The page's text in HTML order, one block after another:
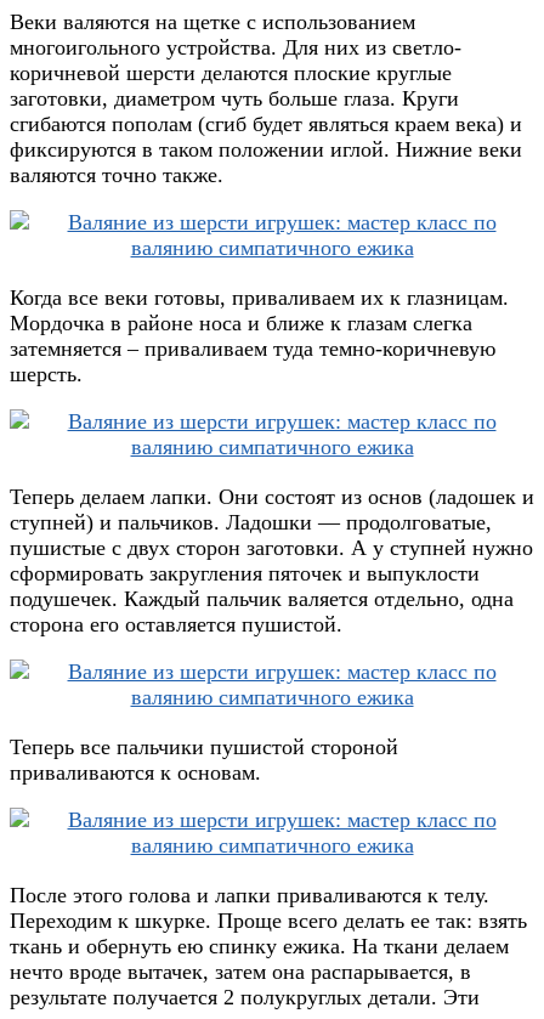
Веки валяются на щетке с использованием
многоигольного устройства. Для них из светло-
коричневой шерсти делаются плоские круглые
заготовки, диаметром чуть больше глаза. Круги
сгибаются пополам (сгиб будет являться краем века) и
фиксируются в таком положении иглой. Нижние веки
валяются точно также.
Когда все веки готовы, приваливаем их к глазницам.
Мордочка в районе носа и ближе к глазам слегка
затемняется – приваливаем туда темно-коричневую
шерсть.
Теперь делаем лапки. Они состоят из основ (ладошек и
ступней) и пальчиков. Ладошки — продолговатые,
пушистые с двух сторон заготовки. А у ступней нужно
сформировать закругления пяточек и выпуклости
подушечек. Каждый пальчик валяется отдельно, одна
сторона его оставляется пушистой.
Теперь все пальчики пушистой стороной
приваливаются к основам.
После этого голова и лапки приваливаются к телу.
Переходим к шкурке. Проще всего делать ее так: взять
ткань и обернуть ею спинку ежика. На ткани делаем
нечто вроде вытачек, затем она распарывается, в
результате получается 2 полукруглых детали. Эти